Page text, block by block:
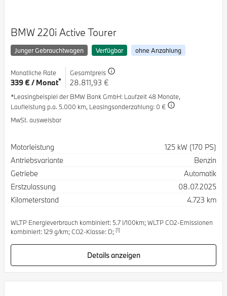
BMW 220i Active Tourer
Junger Gebrauchtwagen Verfügbar ohne Anzahlung
Monatliche Rate
339 € / Monat*
Gesamtpreis
28.811,93 €
*Leasingbeispiel der BMW Bank GmbH: Laufzeit 48 Monate,
Laufleistung p.a. 5.000 km, Leasingsonderzahlung: 0 €
MwSt. ausweisbar
Spezifikation
Motorleistung
125 kW (170 PS)
Antriebsvariante
Benzin
Getriebe
Automatik
Erstzulassung
08.07.2025
Kilometerstand
4.723 km
WLTP Energieverbrauch kombiniert: 5.7 l/100km; WLTP CO2-Emissionen
kombiniert: 129 g/km; CO2-Klasse: D; [1]
Details anzeigen